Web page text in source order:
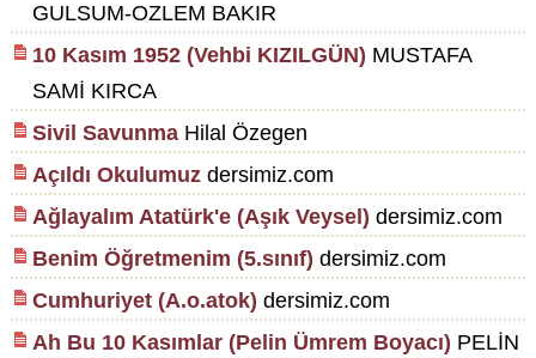
GULSUM-OZLEM BAKIR
10 Kasım 1952 (Vehbi KIZILGÜN) MUSTAFA
SAMİ KIRCA
Sivil SavunmaHilal Özegen
Açıldı Okulumuzdersimiz.com
Ağlayalım Atatürk'e (Aşık Veysel) dersimiz.com
Benim Öğretmenim (5.sınıf) dersimiz.com
Cumhuriyet (A.o.atok) dersimiz.com
Ah Bu 10 Kasımlar (Pelin Ümrem Boyacı) PELİN